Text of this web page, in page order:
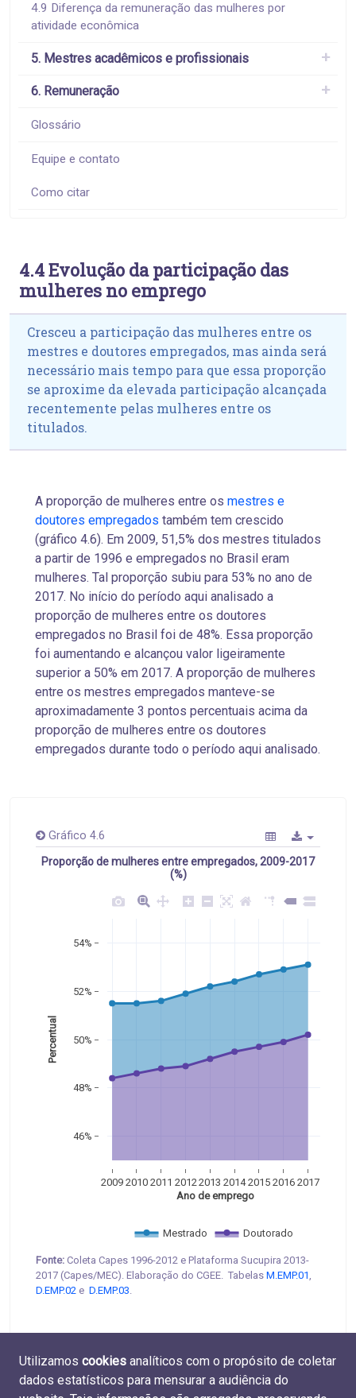
4.9 Diferença da remuneração das mulheres por
atividade econômica
5. Mestres acadêmicos e profissionais
6. Remuneração
Glossário
Equipe e contato
Como citar
4.4 Evolução da participação das
mulheres no emprego
Cresceu a participação das mulheres entre os
mestres e doutores empregados, mas ainda será
necessário mais tempo para que essa proporção
se aproxime da elevada participação alcançada
recentemente pelas mulheres entre os
titulados.
A proporção de mulheres entre os mestres e
doutores empregados também tem crescido
(gráfico 4.6). Em 2009, 51,5% dos mestres titulados
a partir de 1996 e empregados no Brasil eram
mulheres. Tal proporção subiu para 53% no ano de
2017. No início do período aqui analisado a
proporção de mulheres entre os doutores
empregados no Brasil foi de 48%. Essa proporção
foi aumentando e alcançou valor ligeiramente
superior a 50% em 2017. A proporção de mulheres
entre os mestres empregados manteve-se
aproximadamente 3 pontos percentuais acima da
proporção de mulheres entre os doutores
empregados durante todo o período aqui analisado.
Gráfico 4.6
Proporção de mulheres entre empregados, 2009-2017
(%)
20092010 2011 2012 2013 20142015 2016 2017
46%
48%
50%
52%
54%
Mestrado Doutorado
Ano de emprego
Percentual
Fonte: Coleta Capes 1996-2012 e Plataforma Sucupira 2013-
2017 (Capes/MEC). Elaboração do CGEE. Tabelas M.EMP.01,
D.EMP.02 e D.EMP.03.
Utilizamos cookies analíticos com o propósito de coletar
dados estatísticos para mensurar a audiência do